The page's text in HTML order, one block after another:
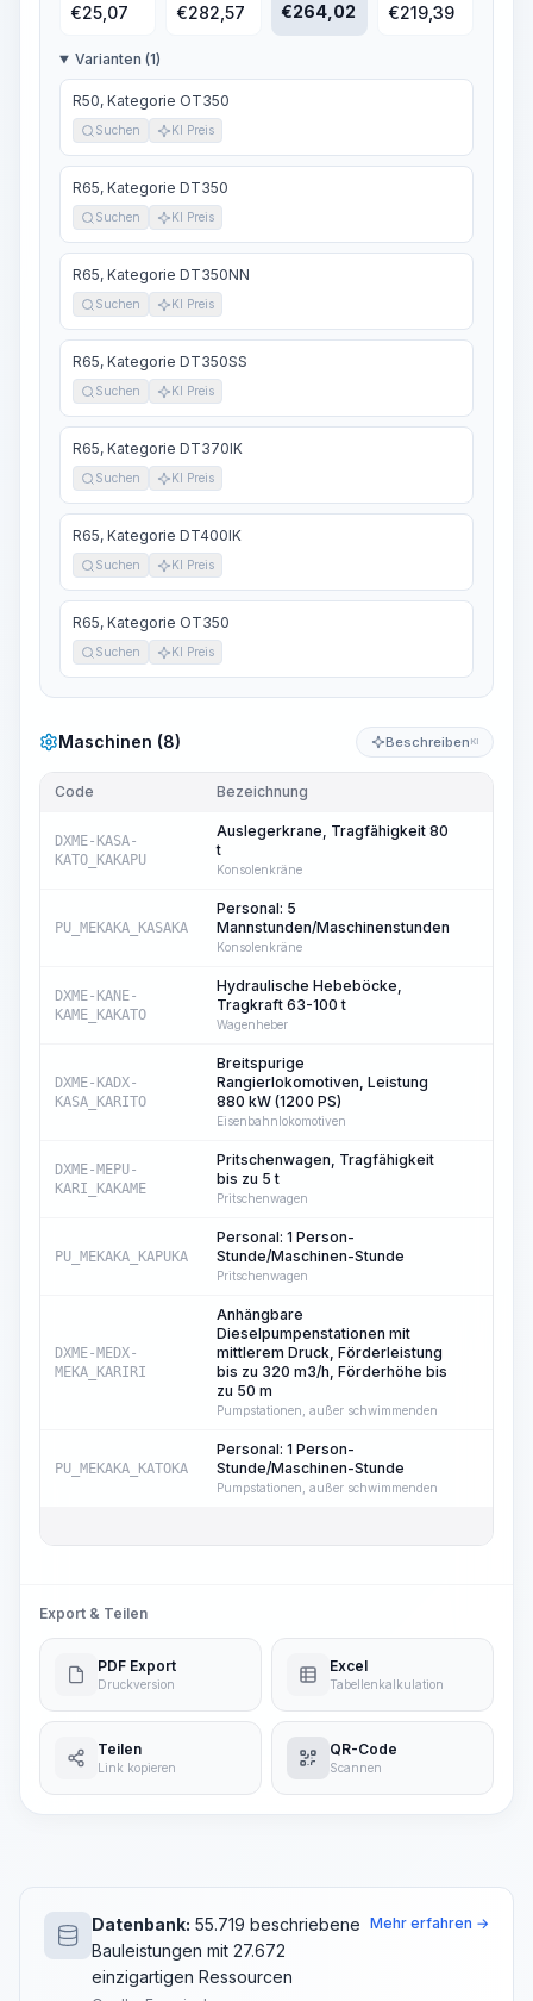
€25,07 €282,57 €264,02 €219,39
Varianten (1)
R50, Kategorie OT350
Suchen KI Preis
R65, Kategorie DT350
Suchen KI Preis
R65, Kategorie DT350NN
Suchen KI Preis
R65, Kategorie DT350SS
Suchen KI Preis
R65, Kategorie DT370IK
Suchen KI Preis
R65, Kategorie DT400IK
Suchen KI Preis
R65, Kategorie OT350
Suchen KI Preis
Maschinen (8) Beschreiben KI
Code Bezeichnung
DXME-KASA-
KATO_KAKAPU
Auslegerkrane, Tragfähigkeit 80
t
Konsolenkräne
PU_MEKAKA_KASAKA
Personal: 5
Mannstunden/Maschinenstunden
Konsolenkräne
DXME-KANE-
KAME_KAKATO
Hydraulische Hebeböcke,
Tragkraft 63-100 t
Wagenheber
DXME-KADX-
KASA_KARITO
Breitspurige
Rangierlokomotiven, Leistung
880 kW (1200 PS)
Eisenbahnlokomotiven
DXME-MEPU-
KARI_KAKAME
Pritschenwagen, Tragfähigkeit
bis zu 5 t
Pritschenwagen
PU_MEKAKA_KAPUKA
Personal: 1 Person-
Stunde/Maschinen-Stunde
Pritschenwagen
DXME-MEDX-
MEKA_KARIRI
Anhängbare
Dieselpumpenstationen mit
mittlerem Druck, Förderleistung
bis zu 320 m3/h, Förderhöhe bis
zu 50 m
Pumpstationen, außer schwimmenden
PU_MEKAKA_KATOKA
Personal: 1 Person-
Stunde/Maschinen-Stunde
Pumpstationen, außer schwimmenden
Export & Teilen
PDF Export
Druckversion
Excel
Tabellenkalkulation
Teilen
Link kopieren
QR-Code
Scannen
Datenbank: 55.719 beschriebene
Bauleistungen mit 27.672
einzigartigen Ressourcen
Mehr erfahren →